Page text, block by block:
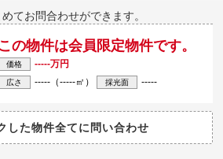
てお問合わせができます。
この物件は会員限定物件です。
価格 -----万円
広さ -----（-----㎡） 採光面 -----